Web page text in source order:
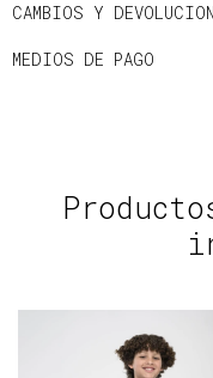
CAMBIOS Y
MEDIOS DE PAGO